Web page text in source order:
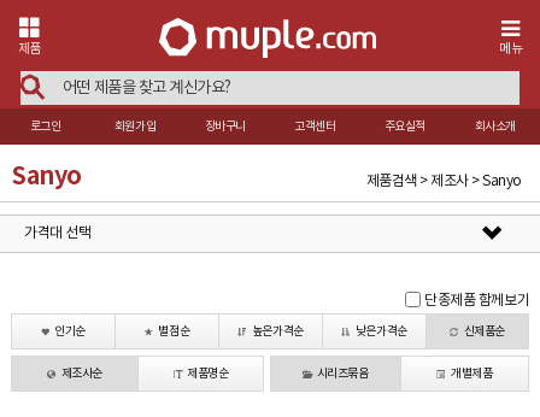
제품 메뉴
로그인 회원가입 장바구니 고객센터 주요실적 회사소개
Sanyo 제품검색 > 제조사 > Sanyo
가격대 선택
단종제품 함께보기
인기순 별점순 높은가격순 낮은가격순 신제품순
제조사순 제품명순 시리즈묶음 개별제품